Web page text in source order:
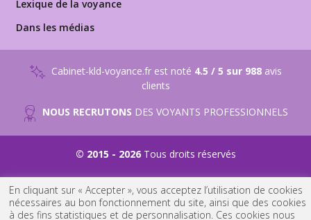
Lexique de la voyance
Dans les médias
Cabinet-kld-voyance.fr est noté 4.5 / 5 sur 988avis
clients
NOUS RECRUTONS DES VOYANTS PROFESSIONNELS
© 2015 - 2026Tous droits réservés
Facebook
Instagram
Suivez-nous sur
Youtube
En cliquant sur « Accepter », vous acceptez l’utilisation de cookies
nécessaires au bon fonctionnement du site, ainsi que des cookies
à des fins statistiques et de personnalisation. Ces cookies nous